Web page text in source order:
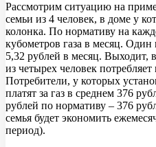
Рассмотрим ситуацию на
семьи из 4 человек, в доме у
колонка. По нормативу на
кубометров газа в месяц. Один
5,32 рублей в месяц. Выходит,
из четырех человек
Потребители, у которых
платят за газ в среднем 376
рублей по нормативу – 376
семья будет экономить
период).